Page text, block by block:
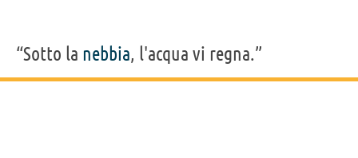
“Sotto la nebbia, l'acqua vi regna.”